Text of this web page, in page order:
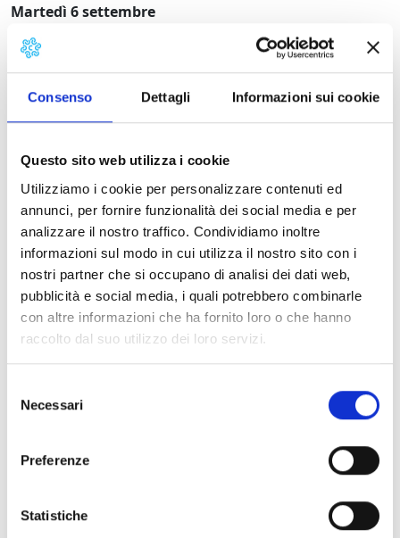
Consenso Dettagli Informazioni sui cookie
Questo sito web utilizza i cookie
Utilizziamo i cookie per personalizzare contenuti ed
annunci, per fornire funzionalità dei social media e per
analizzare il nostro traffico. Condividiamo inoltre
informazioni sul modo in cui utilizza il nostro sito con i
nostri partner che si occupano di analisi dei dati web,
pubblicità e social media, i quali potrebbero combinarle
con altre informazioni che ha fornito loro o che hanno
raccolto dal suo utilizzo dei loro servizi.
delNecessari
Preferenze
Statistiche
Martedì 6 settembre
ore 21.00
Sandro Ivo Bartoli – pianoforte.
Venerdì 9 settembre
Orchestra da camera Fiorentina
Ettore Biagi – clarinetto, Riccardo Papa – fagotto.
Musiche di Strauss, Mozart, Haydn.
Sabato 24 settembre
ore 21.00An evening of Opera.
Solisti di LuccaOperaFestival accompagnati da Stefano
Teani.
Arie e duetti dal grande repertorio operistico e canzoni
d'autore
ore 21.00
Trio Animè.
Gioia Giusti – pianoforte.
Biglietti disponibili la sera del concerto, un'ora prima